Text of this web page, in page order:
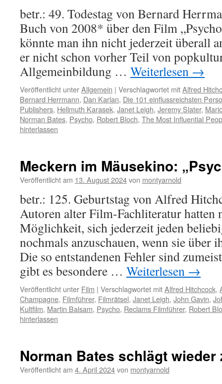
betr.: 49. Todestag von Bernard
Buch von 2008* über den Film
könnte man ihn nicht jederzeit überall
er nicht schon vorher Teil von
Allgemeinbildung … Weiterlesen →
Veröffentlicht unterAllgemein | Verschlagwortet mitAlfred
Bernard Herrmann, Dan Karlan, Die 101 einflussreichsten
Publishers, Hellmuth Karasek, Janet Leigh, Jeremy Slater,
Norman Bates, Psycho, Robert Bloch, The Most Influential
hinterlassen
Meckern im Mäusekino:
Veröffentlicht am 13. August 2024von montyarnold
betr.: 125. Geburtstag von Alfred
Autoren alter Film-Fachliteratur hatten
Möglichkeit, sich jederzeit jeden
nochmals anzuschauen, wenn sie über
Die so entstandenen Fehler sind
gibt es besondere … Weiterlesen →
Veröffentlicht unter Film | Verschlagwortet mitAlfred Hitchcock,
Champagne, Filmführer, Filmrätsel, Janet Leigh, John Gavin,
Kultfilm, Martin Balsam, Psycho, Reclams Filmführer, Robert
hinterlassen
Norman Bates schlägt wieder
Veröffentlicht am 4. April 2024von montyarnold